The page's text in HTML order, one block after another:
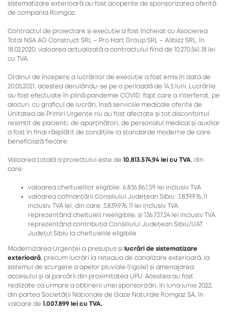
sistematizare exterioară au fost acoperite de sponsorizarea oferită
de compania Romgaz.
Contractul de proiectare și execuție a fost încheiat cu Asocierea
Total NSA AG Construct SRL – Pro Hart Group SRL – Allbizz SRL, în
18.02.2020, valoarea actualizată a contractului fiind de 10.270.541,18 lei
cu TVA.
Ordinul de începere a lucrărilor de execuție a fost emis în data de
20.05.2021, acestea derulându-se pe o perioadă de 14,5 luni. Lucrările
au fost efectuate în plină pandemie COVID, fapt care a interferat, pe
alocuri, cu graficul de lucrări, însă serviciile medicale oferite de
Unitatea de Primiri Urgențe nu au fost afectate și tot disconfortul
resimțit de pacienți, de aparținători, de personalul medical și auxiliar
a fost în final răsplătit de condițiile la standarde moderne de care
beneficiază fiecare.
Valoarea totală a proiectului este de 10.813.574,94 lei cu TVA , din
care:
valoarea cheltuielilor eligibile: 6.836.861,59 lei inclusiv TVA
valoarea cofinanțării Consiliului Județean Sibiu: 3.839.976,11
inclusiv TVA lei, din care: 3.839.976,11 lei inclusiv TVA
reprezentând cheltuieli neeligibile, și 136.737,24 lei inclusiv TVA
reprezentând contribuția Consiliului Județean Sibiu/UAT
Județul Sibiu la cheltuielile eligibile
Modernizarea Urgenței a presupus și
lucrări de sistematizare
exterioară , precum lucrări la rețeaua de canalizare exterioară, la
sistemul de scurgere a apelor pluviale (rigole) și amenajarea
accesului și al parcării din proximitatea UPU. Acestea au fost
realizate ca urmare a obținerii unei sponsorizări, în luna iunie 2022,
din partea Societății Naționale de Gaze Naturale Romgaz SA, în
valoare de 1.007.899 lei cu TVA.